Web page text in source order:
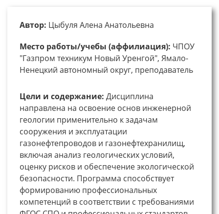
Автор: Цыбуля Алена Анатольевна
Место работы/учебы (аффилиация): ЧПОУ
"Газпром техникум Новый Уренгой", Ямало-
Ненецкий автономный округ, преподаватель
Цели и содержание: Дисциплина
направлена на освоение основ инженерной
геологии применительно к задачам
сооружения и эксплуатации
газонефтепроводов и газонефтехранилищ,
включая анализ геологических условий,
оценку рисков и обеспечение экологической
безопасности. Программа способствует
формированию профессиональных
компетенций в соответствии с требованиями